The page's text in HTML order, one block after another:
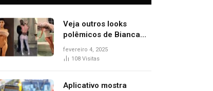
Veja outros looks
polêmicos de Bianca
Censori, esposa de
Kanye West que
fevereiro 4, 2025
108 Visitas
Aplicativo mostra